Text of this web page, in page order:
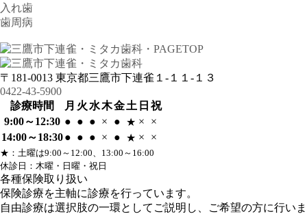
入れ歯
歯周病
〒181-0013 東京都三鷹市下連雀１-１１-１３
0422-43-5900
診療時間
月 火 水木金土 日 祝
9:00～12:30 ● ● ● × ● ★ ×
×
14:00～18:30● ● ● × ● ★ × ×
★ ：土曜は9:00～12:00、13:00～16:00
休診日：木曜・日曜・祝日
各種保険取り扱い
保険診療を主軸に診療を行っています。
自由診療は選択肢の一環としてご説明し、ご希望の方に行いま